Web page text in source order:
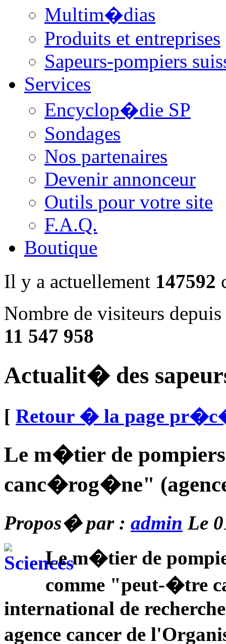
Multim�dias
Produits et entreprises
Sapeurs-pompiers
Services
Encyclop�die SP
Sondages
Nos partenaires
Devenir annonceur
Outils pour votre site
F.A.Q.
Boutique
Il y a actuellement 147592
Nombre de visiteurs
11 547 958
Actualit� des
[ Retour � la page
Le m�tier de
canc�rog�ne"
Propos� par : admin Le
Le m�tier de
comme "peut-�tre
international de
agence cancer de